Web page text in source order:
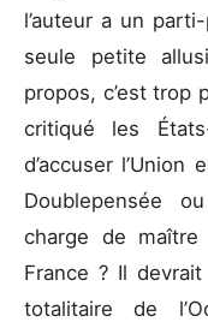
l’auteur a un
seule petite
propos, c’est trop
critiqué les
d’accuser
Doublepensée
charge de
France ? Il devrait
totalitaire de